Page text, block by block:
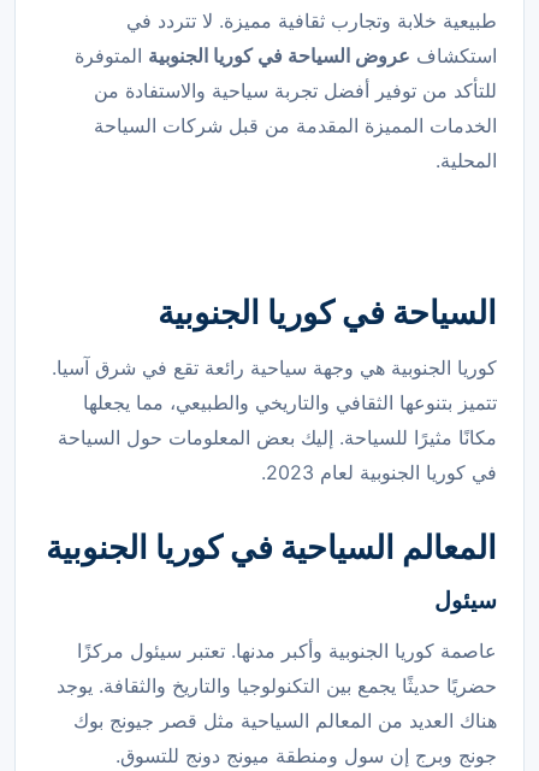
طبيعية خلابة وتجارب ثقافية مميزة. لا تتردد في
استكشاف عروض السياحة في كوريا الجنوبية المتوفرة
للتأكد من توفير أفضل تجربة سياحية والاستفادة من
الخدمات المميزة المقدمة من قبل شركات السياحة
المحلية.
السياحة في كوريا الجنوبية
كوريا الجنوبية هي وجهة سياحية رائعة تقع في شرق آسيا.
تتميز بتنوعها الثقافي والتاريخي والطبيعي، مما يجعلها
مكانًا مثيرًا للسياحة. إليك بعض المعلومات حول السياحة
في كوريا الجنوبية لعام 2023.
المعالم السياحية في كوريا الجنوبية
سيئول
عاصمة كوريا الجنوبية وأكبر مدنها. تعتبر سيئول مركزًا
حضريًا حديثًا يجمع بين التكنولوجيا والتاريخ والثقافة. يوجد
هناك العديد من المعالم السياحية مثل قصر جيونج بوك
جونج وبرج إن سول ومنطقة ميونج دونج للتسوق.